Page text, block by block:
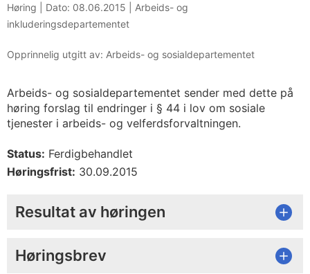
Høring | Dato: 08.06.2015
Arbeids- og
inkluderingsdepartementet
Opprinnelig utgitt av: Arbeids- og sosialdepartementet
Arbeids- og sosialdepartementet sender med dette på
høring forslag til endringer i § 44 i lov om sosiale
tjenester i arbeids- og velferdsforvaltningen.
Status: Ferdigbehandlet
Høringsfrist: 30.09.2015
Resultat av høringen
Høringsbrev